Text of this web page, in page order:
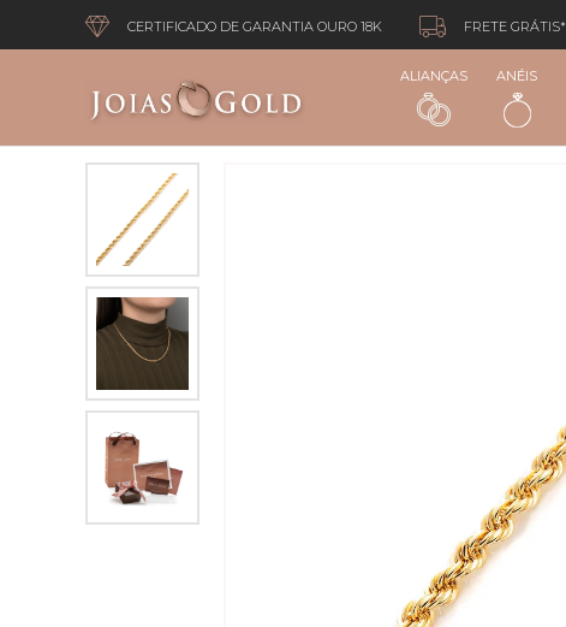
CERTIFICADO DE GARANTIA OURO 18K FRETE GRÁTIS*
ALIANÇAS ANÉIS